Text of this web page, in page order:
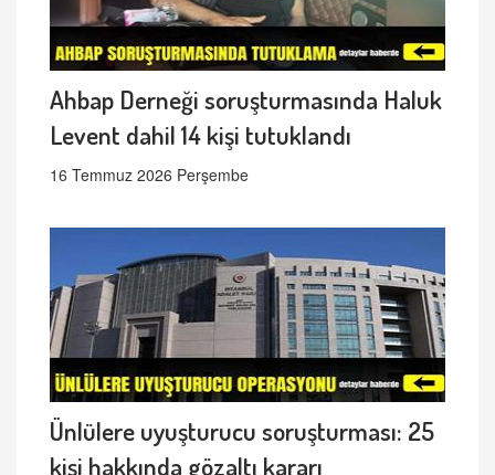
Ahbap Derneği soruşturmasında Haluk
Levent dahil 14 kişi tutuklandı
16 Temmuz 2026 Perşembe
Ünlülere uyuşturucu soruşturması: 25
kişi hakkında gözaltı kararı